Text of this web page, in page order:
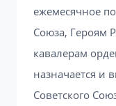
ежемесячное
Союза, Героям
кавалерам
назначается и
Советского